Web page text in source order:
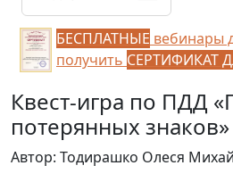
БЕСПЛАТНЫЕ вебинары
получить СЕРТИФИКАТ
Квест-игра по ПДД
потерянных знаков»
Автор: Тодирашко Олеся